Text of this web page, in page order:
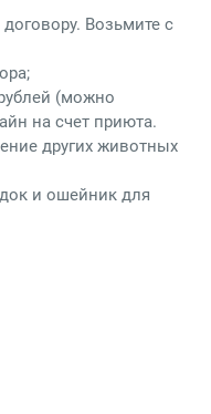
Возьмите с
(можно
на счет приюта.
других животных
и ошейник для